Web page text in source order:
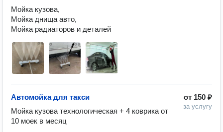
Мойка кузова,
Мойка днища авто,
Мойка радиаторов и деталей
от 150 ₽
за услугу
Автомойка для такси
Мойка кузова технологическая + 4 коврика от
10 моек в месяц